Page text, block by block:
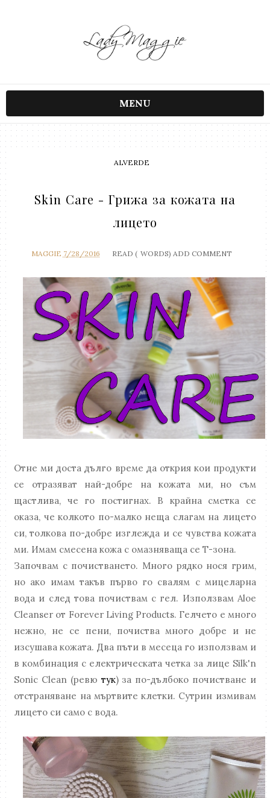
MENU
ALVERDE
Skin Care - Грижа за кожата на
лицето
MAGGIE 7/28/2016 READ ( WORDS) ADD COMMENT
Отне ми доста дълго време да открия кои продукти
се отразяват най-добре на кожата ми, но съм
щастлива, че го постигнах. В крайна сметка се
оказа, че колкото по-малко неща слагам на лицето
си, толкова по-добре изглежда и се чувства кожата
ми. Имам смесена кожа с омазняваща се Т-зона.
Започвам с почистването. Много рядко нося грим,
но ако имам такъв първо го свалям с мицеларна
вода и след това почиствам с гел. Използвам Aloe
Cleanser от Forever Living Products. Гелчето е много
нежно, не се пени, почиства много добре и не
изсушава кожата. Два пъти в месеца го използвам и
в комбинация с електрическата четка за лице Silk'n
Sonic Clean (ревю тук) за по-дълбоко почистване и
отстраняване на мъртвите клетки. Сутрин измивам
лицето си само с вода.